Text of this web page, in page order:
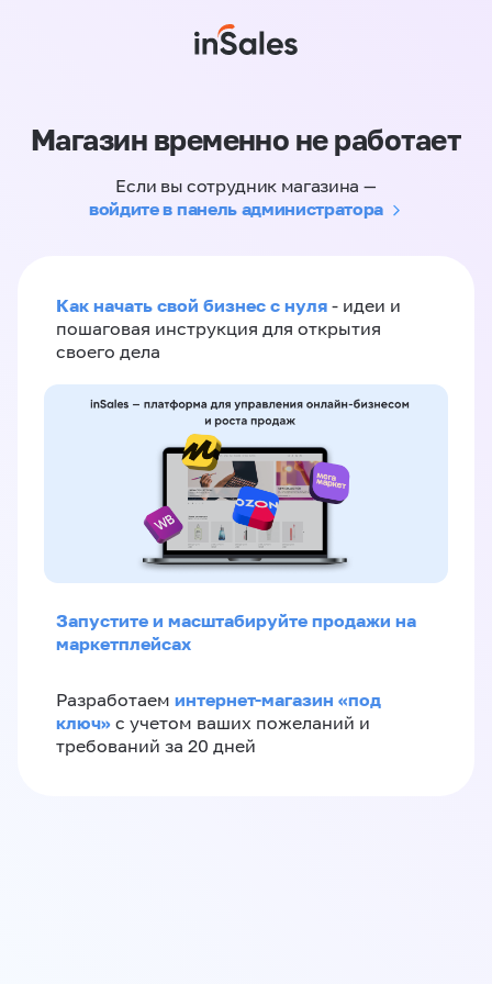
Магазин временно не работает
Если вы сотрудник магазина —
войдите в панель администратора
Как начать свой бизнес с нуля - идеи и
пошаговая инструкция для открытия
своего дела
Запустите и масштабируйте продажи на
маркетплейсах
Разработаем интернет-магазин «‎под
ключ»‎ с учетом ваших пожеланий и
требований за 20 дней